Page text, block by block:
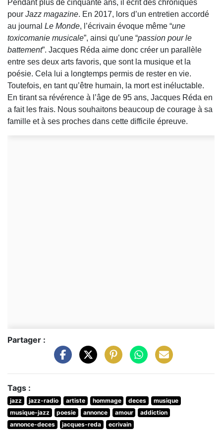
Pendant plus de cinquante ans, il écrit des chroniques
pour Jazz magazine. En 2017, lors d’un entretien accordé
au journal Le Monde, l’écrivain évoque même “une
toxicomanie musicale”, ainsi qu’une “passion pour le
battement”. Jacques Réda aime donc créer un parallèle
entre ses deux arts favoris, que sont la musique et la
poésie. Cela lui a longtemps permis de rester en vie.
Toutefois, en tant qu’être humain, la mort est inéluctable.
En tirant sa révérence à l’âge de 95 ans, Jacques Réda en
a fait les frais. Nous souhaitons beaucoup de courage à sa
famille et à ses proches dans cette difficile épreuve.
Partager :
Tags :
jazz jazz-radio artiste hommage deces
musique
musique-jazz
poesie annonce amour
addiction
annonce-deces
jacques-reda ecrivain